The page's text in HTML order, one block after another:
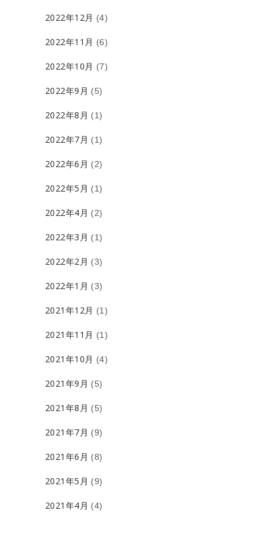
2022年12月 (4)
2022年11月 (6)
2022年10月 (7)
2022年9月 (5)
2022年8月 (1)
2022年7月 (1)
2022年6月 (2)
2022年5月 (1)
2022年4月 (2)
2022年3月 (1)
2022年2月 (3)
2022年1月 (3)
2021年12月 (1)
2021年11月 (1)
2021年10月 (4)
2021年9月 (5)
2021年8月 (5)
2021年7月 (9)
2021年6月 (8)
2021年5月 (9)
2021年4月 (4)